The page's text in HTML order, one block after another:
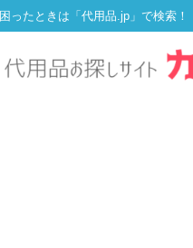
困ったときは「代用品.jp」で検索！